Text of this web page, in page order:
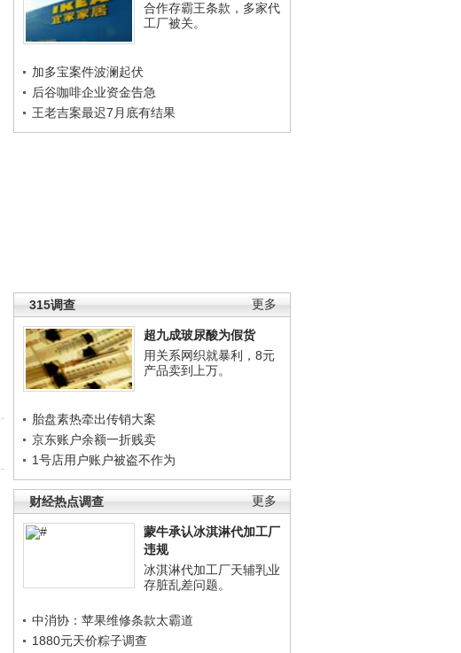
合作存霸王条款，多家代
工厂被关。
加多宝案件波澜起伏
后谷咖啡企业资金告急
王老吉案最迟7月底有结果
更多
315调查
超九成玻尿酸为假货
用关系网织就暴利，8元
产品卖到上万。
胎盘素热牵出传销大案
京东账户余额一折贱卖
1号店用户账户被盗不作为
更多
财经热点调查
蒙牛承认冰淇淋代加工厂
违规
冰淇淋代加工厂天辅乳业
存脏乱差问题。
中消协：苹果维修条款太霸道
1880元天价粽子调查